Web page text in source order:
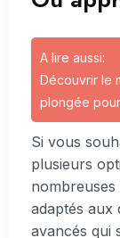
A lire aussi:
Découvrir le
plongée
Si vous
plusieurs
adaptés aux
avancés qui